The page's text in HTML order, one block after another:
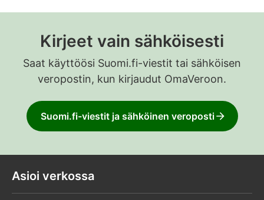
Kirjeet vain sähköisesti
Saat käyttöösi Suomi.fi-viestit tai sähköisen
veropostin, kun kirjaudut OmaVeroon.
Suomi.fi-viestit ja sähköinen veroposti
Asioi verkossa